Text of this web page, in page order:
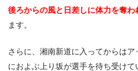
後ろからの風と日差しに体力を奪わ
ます。
さらに、湘南新道に入ってからは
におよぶ上り坂が選手を待ち受けて